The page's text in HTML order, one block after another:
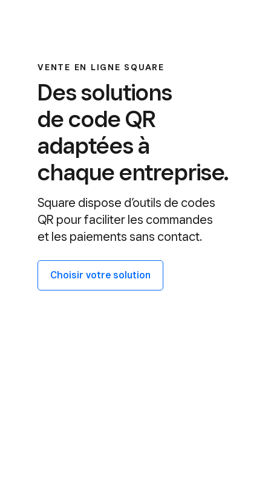
VENTE EN LIGNE SQUARE
Des solutions
de code QR
adaptées à
chaque entreprise.
Square dispose d’outils de codes
QR pour faciliter les commandes
et les paiements sans contact.
Choisir votre solution